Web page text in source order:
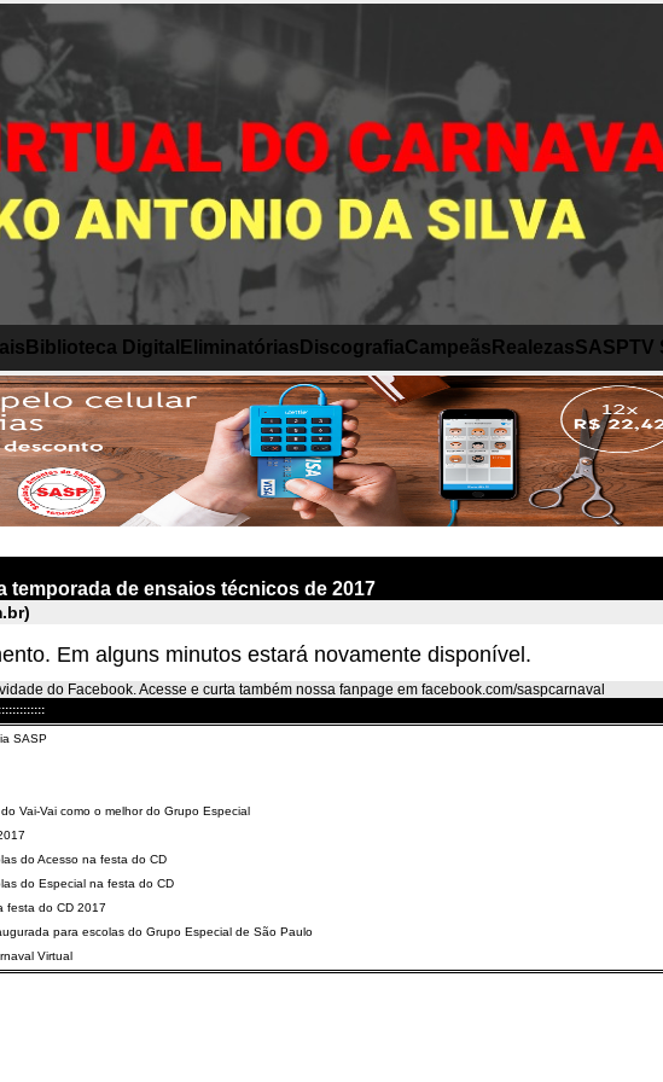
Biblioteca Digital Eliminatórias DiscografiaCampeãs RealezasSASPTV
temporada de ensaios técnicos de 2017
Em alguns minutos estará novamente disponível.
do Facebook. Acesse e curta também nossa fanpage em facebook.com/saspcarnaval
SASP
Vai-Vai como o melhor do Grupo Especial
do Acesso na festa do CD
do Especial na festa do CD
festa do CD 2017
para escolas do Grupo Especial de São Paulo
Virtual